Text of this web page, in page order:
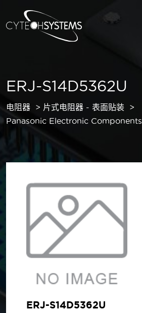
ERJ-S14D5362U
电阻器
片式电阻器 - 表面贴装
Panasonic Electronic Components
ERJ-S14D5362U